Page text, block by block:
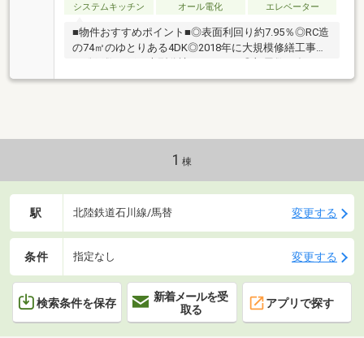
システムキッチン
オール電化 エレベーター
■物件おすすめポイント■◎表面利回り約7.95％◎RC造
の74㎡のゆとりある4DK◎2018年に大規模修繕工事済
の総戸数99戸の大型分譲マンション◎部屋数の多い
4DKタイプで幅広い入居ニーズに対応可能◎駅まで約
良好■周辺環境■◎菅原小学校まで徒歩約4分◎野々市
中学校まで徒歩約7分◎マックスバリュ野々市店まで
1 棟
駅 北陸鉄道石川線/馬替 変更する
条件 指定なし 変更する
検索条件を保存
新着メールを受
取る
アプリで探す